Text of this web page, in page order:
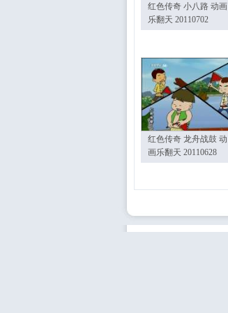
红色传奇 小八路 动画
乐翻天 20110702
红色传奇 龙舟战鼓 动
画乐翻天 20110628